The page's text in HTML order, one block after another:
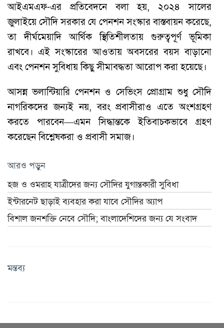
আইএমএফ-এর প্রতিবেদনে বলা হয়, ২০২৪ সালের
জুলাইয়ে সৌদি সরকার যে পেনশন সংস্কার বাস্তবায়ন করেছে,
তা দীর্ঘমেয়াদি আর্থিক স্থিতিশীলতায় গুরুত্বপূর্ণ ভূমিকা
রাখবে। এই সংস্কারের আওতায় অবসরের বয়স বাড়ানো
এবং পেনশন সুবিধায় কিছু সীমাবদ্ধতা আরোপ করা হয়েছে।
আসন্ন ভলান্টিয়ারি পেনশন ও সেভিংস প্রোগ্রাম শুধু সৌদি
নাগরিকদের জন্যই নয়, বরং প্রবাসীরাও এতে অংশগ্রহণ
করতে পারবেন—এমন সিদ্ধান্তকে ইতিবাচকভাবে গ্রহণ
করেছেন বিশ্লেষকরা ও প্রবাসী সমাজ।
আরও পড়ুন
হজ ও ওমরাহ যাত্রীদের জন্য সৌদির যুগান্তকারী সুবিধা
ইন্টারনেট ছাড়াই ব্যবহার করা যাবে সৌদির অ্যাপ
বিশাল জনশক্তি নেবে সৌদি; বাংলাদেশিদের জন্য যে সংবাদ
মন্তব্য